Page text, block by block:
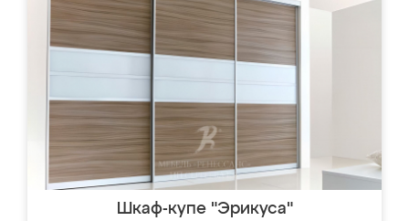
Шкаф-купе "Эрикуса"